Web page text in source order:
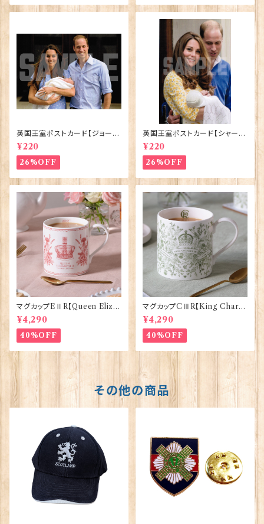
英国王室ポストカード【ジョージ
王子ご誕生】Pageantry Post
card 90183-JEF100
¥220
26%OFF
英国王室ポストカード【シャーロ
ット王女2】Pageantry Postca
rd 90183-JEF202
¥220
26%OFF
マグカップEⅡR【Queen Eliza
bethⅡ Commemorative】Vi
ctoria Eggs 50126
¥4,290
40%OFF
マグカップCⅢR【King Charle
sⅢ Coronation】Victoria E
ggs 50127
¥4,290
40%OFF
その他の商品